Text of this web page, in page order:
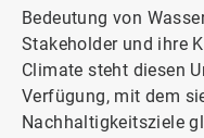
Bedeutung von
Stakeholder und ihre
Climate steht diesen
Verfügung, mit dem
Nachhaltigkeitsziele